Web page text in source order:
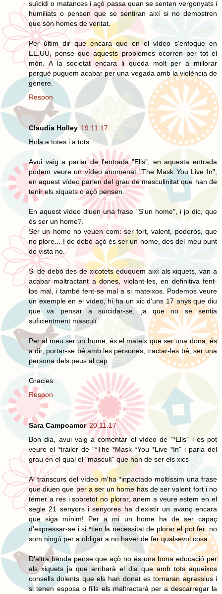
suïcidi o matances i açò passa quan se senten vergonyats i
humiliats o pensen que se sentiran així si no demostren
que són homes de veritat.
Per últim dir que encara que en el vídeo s'enfoque en
EE.UU, pense que aquests problemes ocorren per tot el
món. A la societat encara li queda molt per a millorar
perquè puguem acabar per una vegada amb la violència de
gènere.
Respon
Claudia Holley 19.11.17
Hola a totes i a tots
Avui vaig a parlar de l'entrada "Ells", en aquesta entrada
podem veure un vídeo anomenat "The Mask You Live In",
en aquest vídeo parlen del grau de masculinitat que han de
tenir els xiquets o açò pensen.
En aquest vídeo diuen una frase "S'un home", i jo dic, que
és ser un home?.
Ser un home ho veuen com: ser fort, valent, poderós, que
no plore... I de debò açò és ser un home, des del meu punt
de vista no.
Si de debò des de xicotets eduquem així als xiquets, van a
acabar maltractant a dones, violant-les, en definitiva fent-
los mal, i també fent-se mal a si mateixos. Podemos veure
un exemple en el vídeo, hi ha un xic d'uns 17 anys que diu
que va pensar a suïcidar-se, ja que no se sentia
suficientment masculí.
Per al meu ser un home, és el mateix que ser una dona, és
a dir, portar-se bé amb les persones, tractar-les bé, ser una
persona dels peus al cap.
Gracies.
Respon
Sara Campoamor 20.11.17
Bon dia, avui vaig a comentar el vídeo de "*Ells" i es pot
veure el *tràiler de "*The *Mask *You *Live *In" i parla del
grau en el qual el "masculí" que han de ser els xics
Al transcurs del vídeo m'ha *inpactado moltíssim una frase
que diuen que per a ser un home has de ser valent fort i no
témer a res i sobretot no plorar, anem a veure estem en el
segle 21 senyors i senyores ha d'existir un avanç encara
que siga mínim! Per a mi un home ha de ser capaç
d'expressar-se i si *tien la necessitat de plorar el pot fer, no
som ningú per a obligar a no haver de fer qualsevol cosa.
D'altra banda pense que açò no és una bona educació per
als xiquets ja que arribarà el dia que amb tots aqueixos
consells dolents que els han donat es tornaran agressius i
si tenen esposa o fills els maltractarà per a descarregar la